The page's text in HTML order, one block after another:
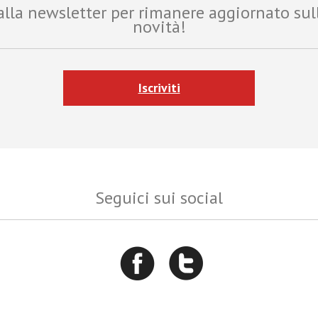
newsletter per rimanere aggiornato
novità!
Iscriviti
Seguici sui social